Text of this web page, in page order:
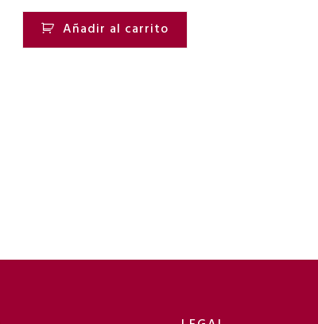
Añadir al carrito